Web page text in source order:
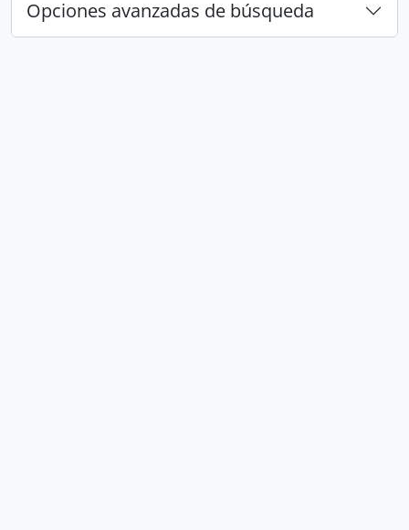
Opciones avanzadas de búsqueda